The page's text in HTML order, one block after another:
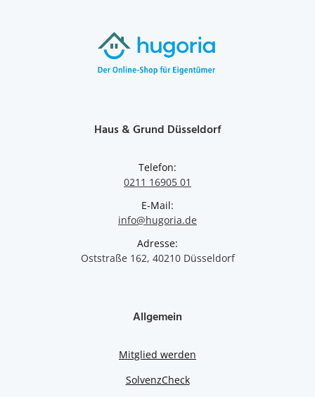
Haus & Grund Düsseldorf
Telefon:
0211 16905 01
E-Mail:
info@hugoria.de
Adresse:
Oststraße 162, 40210 Düsseldorf
Allgemein
Mitglied werden
SolvenzCheck